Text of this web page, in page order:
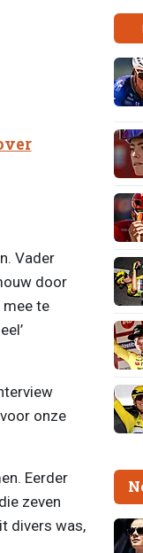
Vader
door
te
onze
Eerder
zeven
divers was,